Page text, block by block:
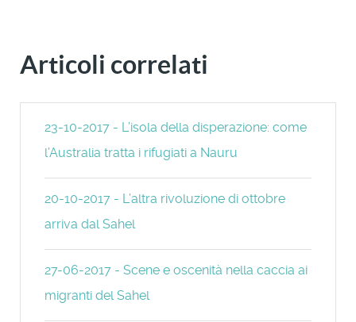
Articoli correlati
23-10-2017 - L’isola della disperazione: come
l’Australia tratta i rifugiati a Nauru
20-10-2017 - L’altra rivoluzione di ottobre
arriva dal Sahel
27-06-2017 - Scene e oscenità nella caccia ai
migranti del Sahel